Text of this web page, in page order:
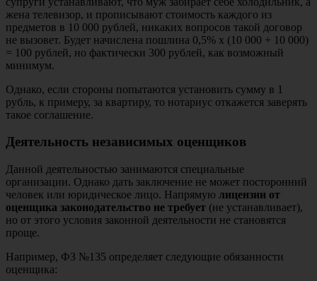
жена телевизор, и прописывают стоимость каждого из
предметов в 10 000 рублей, никаких вопросов такой договор
не вызовет. Будет начислена пошлина 0,5% х (10 000 + 10 000)
= 100 рублей, но фактически 300 рублей, как возможный
минимум.
Однако, если стороны попытаются установить сумму в 1
рубль, к примеру, за квартиру, то нотариус откажется заверять
такое соглашение.
Деятельность независимых оценщиков
Данной деятельностью занимаются специальные
организации. Однако дать заключение не может посторонний
человек или юридическое лицо. Напрямую лицензии от
оценщика законодательство не требует (не устанавливает),
но от этого условия законной деятельности не становятся
проще.
Например, ФЗ №135 определяет следующие обязанности
оценщика: